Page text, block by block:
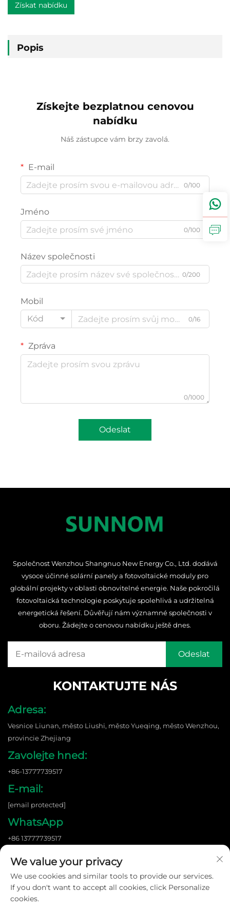
Získat nabídku
Popis
Získejte bezplatnou cenovou
nabídku
Náš zástupce vám brzy zavolá.
E-mail
0/100
Jméno
0/100
Název společnosti
0/200
Mobil
Kód
0/16
Zpráva
0/1000
Odeslat
Společnost Wenzhou Shangnuo New Energy Co., Ltd. dodává
vysoce účinné solární panely a fotovoltaické moduly pro
globální projekty v oblasti obnovitelné energie. Naše pokročilá
fotovoltaická technologie poskytuje spolehlivá a udržitelná
energetická řešení. Důvěřují nám významné společnosti v
oboru. Žádejte o cenovou nabídku ještě dnes.
KONTAKTUJTE NÁS
Adresa:
Vesnice Liunan, město Liushi, město Yueqing, město Wenzhou,
provincie Zhejiang
Zavolejte hned:
+86-13777739517
E-mail:
[email protected]
WhatsApp
+86 13777739517
Copyright © 2026 Wenzhou Shangnuo New Energy Co., Ltd. Všechna
práva vyhrazena. |Zásady ochrany soukromí
We value your privacy
We use cookies and similar tools to provide our services.
If you don't want to accept all cookies, click Personalize
cookies.